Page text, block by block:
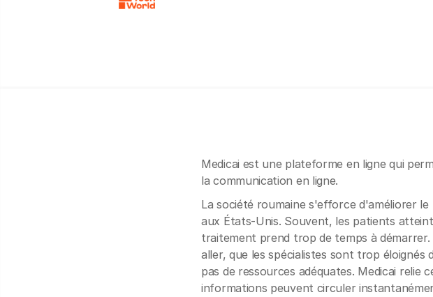
Medicai est une plateforme en ligne qui
la communication en ligne.
La société roumaine s'efforce d'améliorer
aux États-Unis. Souvent, les patients
traitement prend trop de temps à
aller, que les spécialistes sont trop éloignés
pas de ressources adéquates. Medicai relie
informations peuvent circuler